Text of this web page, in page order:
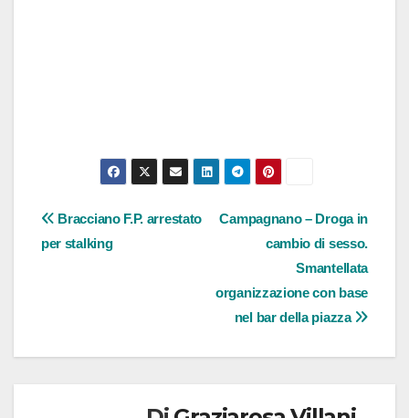
Navigazione
articoli
Campagnano – Droga in
cambio di sesso.
Smantellata
organizzazione con base
nel bar della piazza
Bracciano F.P. arrestato
per stalking